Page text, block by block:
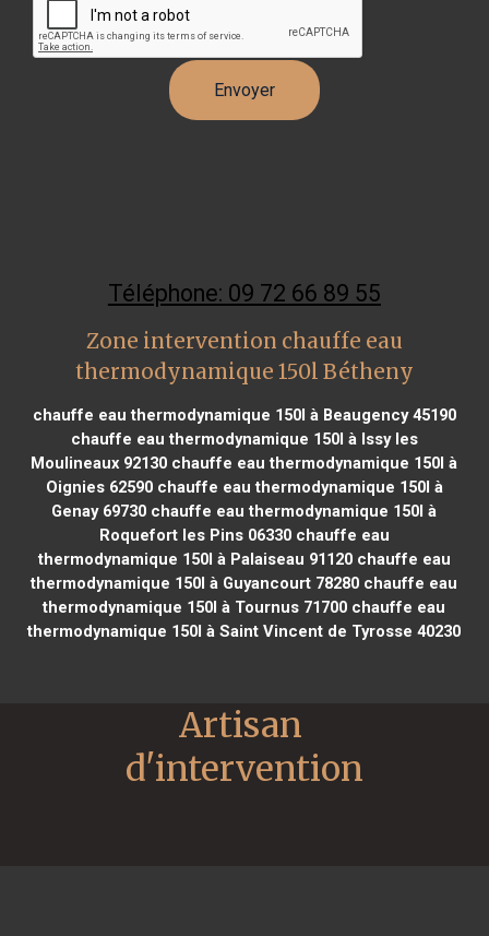
Téléphone: 09 72 66 89 55
Zone intervention chauffe eau
thermodynamique 150l Bétheny
chauffe eau thermodynamique 150l à Beaugency 45190
chauffe eau thermodynamique 150l à Issy les
Moulineaux 92130 chauffe eau thermodynamique 150l à
Oignies 62590chauffe eau thermodynamique 150l à
Genay 69730 chauffe eau thermodynamique 150l à
Roquefort les Pins 06330chauffe eau
thermodynamique 150l à Palaiseau 91120chauffe eau
thermodynamique 150l à Guyancourt 78280 chauffe eau
thermodynamique 150l à Tournus 71700 chauffe eau
thermodynamique 150l à Saint Vincent de Tyrosse 40230
Artisan
d'intervention